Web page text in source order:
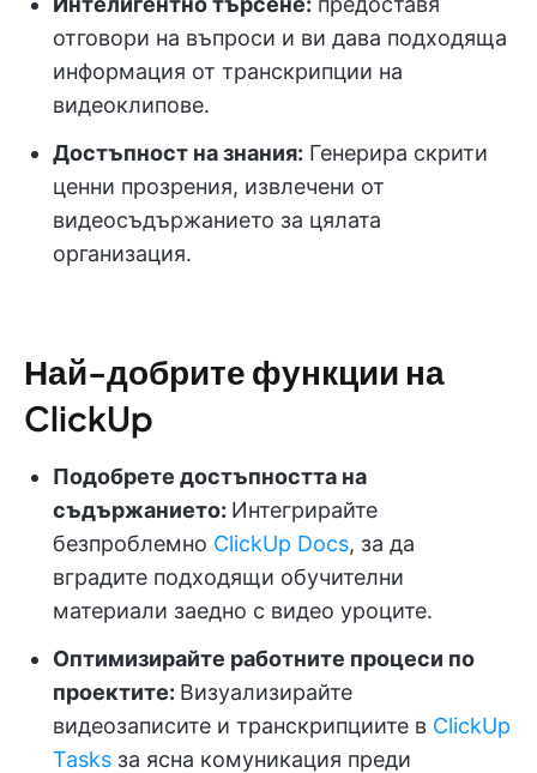
отговори на въпроси и ви дава подходяща
информация от транскрипции на
видеоклипове.
Достъпност на знания: Генерира скрити
ценни прозрения, извлечени от
видеосъдържанието за цялата
организация.
Най-добрите функции на
ClickUp
Подобрете достъпността на
съдържанието: Интегрирайте
безпроблемно ClickUp Docs, за да
вградите подходящи обучителни
материали заедно с видео уроците.
Оптимизирайте работните процеси по
проектите: Визуализирайте
видеозаписите и транскрипциите в ClickUp
Tasks за ясна комуникация преди